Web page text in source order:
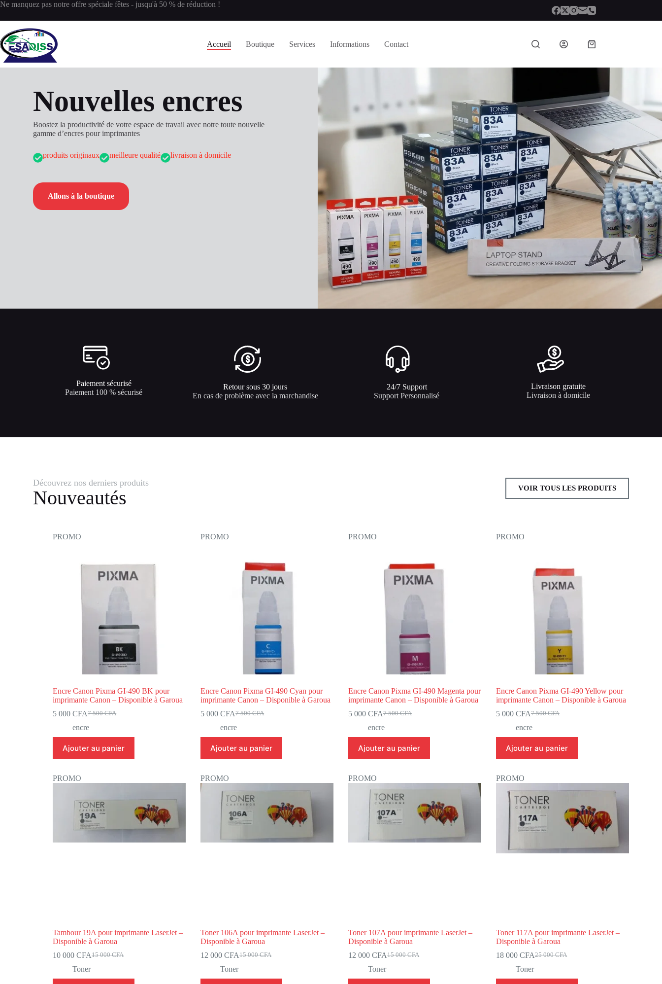
Ne manquez pas notre offre spéciale fêtes - jusqu'à 50 % de réduction !
Accueil Boutique Services Informations Contact
Toners et encres pour imprimantes à Garoua
Nouvelles encres
Boostez la productivité de votre espace de travail avec notre toute nouvelle
gamme d’encres pour imprimantes
produits originaux meilleure qualité livraison à domicile
Allons à la boutique
Paiement sécurisé
Paiement 100 % sécurisé
Retour sous 30 jours
En cas de problème avec la marchandise
24/7 Support​
Support Personnalisé
Livraison gratuite
Livraison à domicile
Découvrez nos derniers produits
Nouveautés VOIR TOUS LES PRODUITS
PROMO
Encre Canon Pixma GI-490 BK pour
imprimante Canon – Disponible à Garoua
7 500CFA
5 000CFA
encre
Ajouter au panier
PROMO
Encre Canon Pixma GI-490 Cyan pour
imprimante Canon – Disponible à Garoua
7 500CFA
5 000CFA
encre
Ajouter au panier
PROMO
Encre Canon Pixma GI-490 Magenta pour
imprimante Canon – Disponible à Garoua
7 500CFA
5 000 CFA
encre
Ajouter au panier
PROMO
Encre Canon Pixma GI-490 Yellow pour
imprimante Canon – Disponible à Garoua
7 500CFA
5 000 CFA
encre
Ajouter au panier
PROMO
Tambour 19A pour imprimante LaserJet –
Disponible à Garoua
15 000CFA
10 000CFA
Toner
PROMO
Toner 106A pour imprimante LaserJet –
Disponible à Garoua
15 000CFA
12 000CFA
Toner
PROMO
Toner 107A pour imprimante LaserJet –
Disponible à Garoua
15 000CFA
12 000 CFA
Toner
PROMO
Toner 117A pour imprimante LaserJet –
Disponible à Garoua
25 000CFA
18 000 CFA
Toner